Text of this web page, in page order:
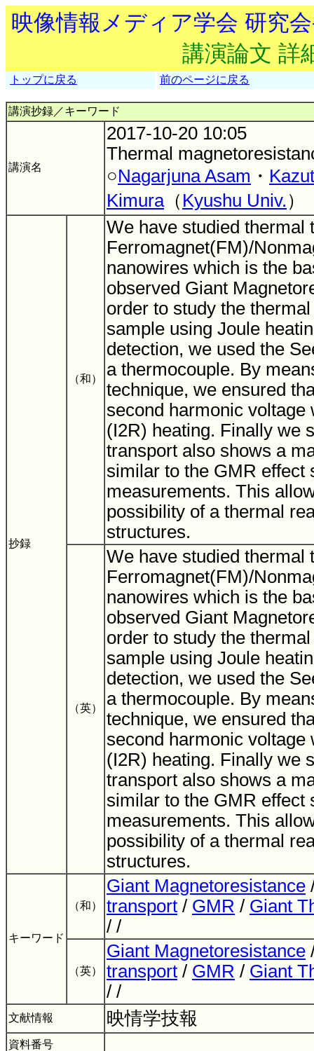
映像情報メディア学会 研究
講演論文 詳
トップに戻る 前のページに戻る
講演抄録／キーワード
講演名
2017-10-20 10:05
Thermal
○Nagarjuna Asam ・
Kimura（ Kyushu Univ. ）
抄録
（和）
We have studied thermal
Ferromagnet(FM)/
nanowires which is the
observed Giant
order to study the
sample using Joule
detection, we used the
a thermocouple. By
technique, we ensured
second harmonic voltage
(I2R) heating. Finally we
transport also shows a
similar to the GMR effect
measurements. This
possibility of a thermal
structures.
（英）
We have studied thermal
Ferromagnet(FM)/
nanowires which is the
observed Giant
order to study the
sample using Joule
detection, we used the
a thermocouple. By
technique, we ensured
second harmonic voltage
(I2R) heating. Finally we
transport also shows a
similar to the GMR effect
measurements. This
possibility of a thermal
structures.
キーワード
（和）
Giant Magnetoresistance
transport / GMR / Giant
/ /
（英）
Giant Magnetoresistance
transport / GMR / Giant
/ /
文献情報 映情学技報
資料番号